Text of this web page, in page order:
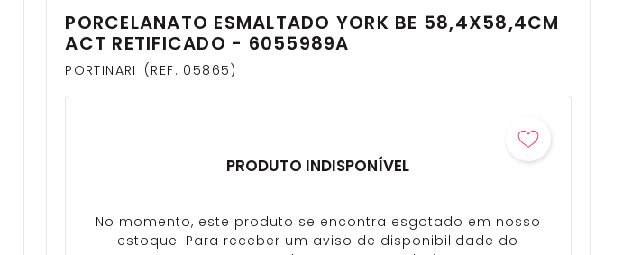
PORCELANATO ESMALTADO YORK BE 58,4X58,4CM
ACT RETIFICADO - 6055989A
PORTINARI REF: 05865
PRODUTO INDISPONÍVEL